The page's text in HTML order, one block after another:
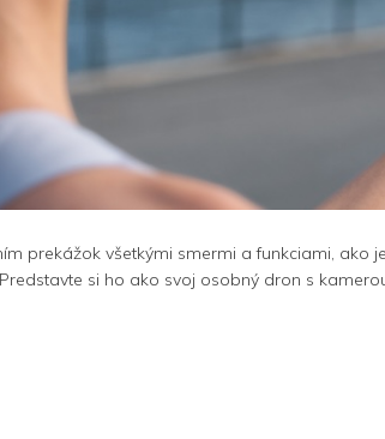
prekážok všetkými smermi a funkciami,
si ho ako svoj osobný dron s